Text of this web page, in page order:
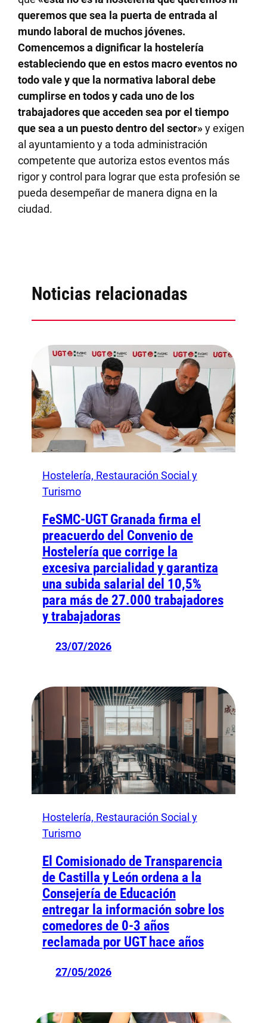
queremos que sea la puerta de entrada al
mundo laboral de muchos jóvenes.
Comencemos a dignificar la hostelería
estableciendo que en estos macro eventos no
todo vale y que la normativa laboral debe
cumplirse en todos y cada uno de los
trabajadores que acceden sea por el tiempo
que sea a un puesto dentro del sector»y exigen
al ayuntamiento y a toda administración
competente que autoriza estos eventos más
rigor y control para lograr que esta profesión se
pueda desempeñar de manera digna en la
ciudad.
Noticias relacionadas
Hostelería, Restauración Social y
Turismo
FeSMC-UGT Granada firma el
preacuerdo del Convenio de
Hostelería que corrige la
excesiva parcialidad y garantiza
una subida salarial del 10,5%
para más de 27.000 trabajadores
y trabajadoras
23/07/2026
Hostelería, Restauración Social y
Turismo
El Comisionado de Transparencia
de Castilla y León ordena a la
Consejería de Educación
entregar la información sobre los
comedores de 0‑3 años
reclamada por UGT hace años
27/05/2026